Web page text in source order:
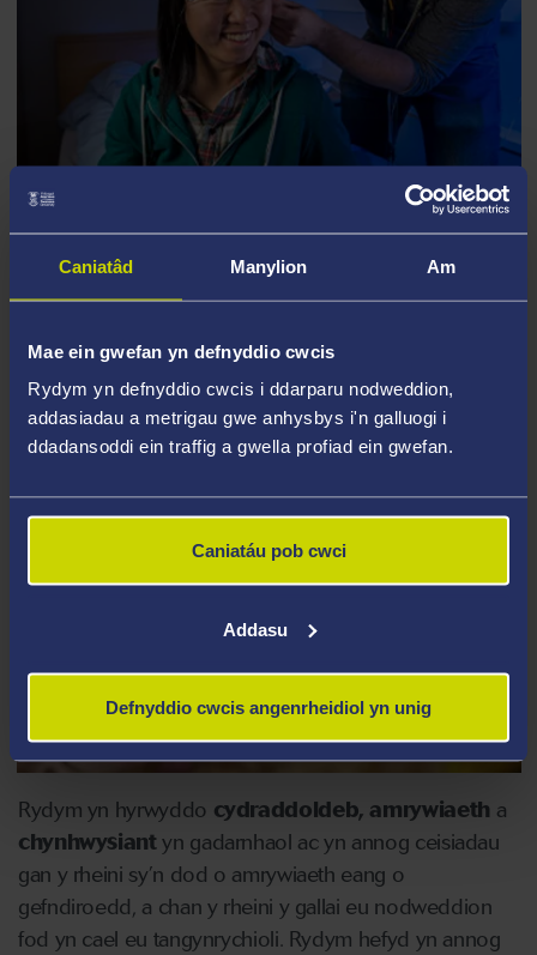
Caniatâd Manylion Am
Mae ein gwefan yn defnyddio cwcis
Rydym yn defnyddio cwcis i ddarparu nodweddion,
addasiadau a metrigau gwe anhysbys i'n galluogi i
ddadansoddi ein traffig a gwella profiad ein gwefan.
Caniatáu pob cwci
Addasu
Defnyddio cwcis angenrheidiol yn unig
Ymchwil yn yr Ysgol Seicoleg
Ymchwil yn yr Ysgol Iechyd a Gofal Cymdeithasol
Rydym yn hyrwyddo cydraddoldeb, amrywiaeth a
chynhwysiantyn gadarnhaol ac yn annog ceisiadau
gan y rheini sy’n dod o amrywiaeth eang o
gefndiroedd, a chan y rheini y gallai eu nodweddion
fod yn cael eu tangynrychioli. Rydym hefyd yn annog